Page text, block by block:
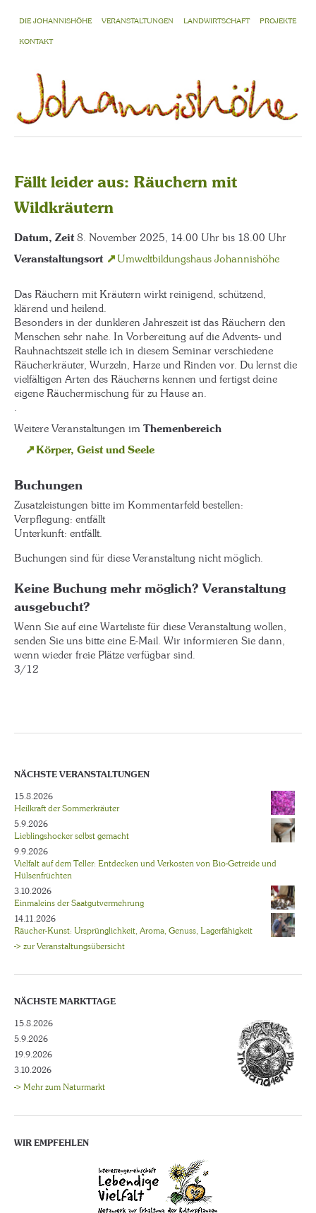
DIE JOHANNISHÖHE VERANSTALTUNGEN LANDWIRTSCHAFT PROJEKTE
KONTAKT
Fällt leider aus: Räuchern mit
Wildkräutern
Datum, Zeit8. November 2025, 14.00 Uhr bis 18.00 Uhr
Veranstaltungsort Umweltbildungshaus Johannishöhe
Das Räuchern mit Kräutern wirkt reinigend, schützend,
klärend und heilend.
Besonders in der dunkleren Jahreszeit ist das Räuchern den
Menschen sehr nahe. In Vorbereitung auf die Advents- und
Rauhnachtszeit stelle ich in diesem Seminar verschiedene
Räucherkräuter, Wurzeln, Harze und Rinden vor. Du lernst die
vielfältigen Arten des Räucherns kennen und fertigst deine
eigene Räuchermischung für zu Hause an.
.
Weitere Veranstaltungen im Themenbereich
Körper, Geist und Seele
Buchungen
Zusatzleistungen bitte im Kommentarfeld bestellen:
Verpflegung: entfällt
Unterkunft: entfällt.
Buchungen sind für diese Veranstaltung nicht möglich.
Keine Buchung mehr möglich? Veranstaltung
ausgebucht?
Wenn Sie auf eine Warteliste für diese Veranstaltung wollen,
senden Sie uns bitte eine E-Mail. Wir informieren Sie dann,
wenn wieder freie Plätze verfügbar sind.
3/12
NÄCHSTE VERANSTALTUNGEN
15.8.2026
Heilkraft der Sommerkräuter
5.9.2026
Lieblingshocker selbst gemacht
9.9.2026
Vielfalt auf dem Teller: Entdecken und Verkosten von Bio-Getreide und
Hülsenfrüchten
3.10.2026
Einmaleins der Saatgutvermehrung
14.11.2026
Räucher-Kunst: Ursprünglichkeit, Aroma, Genuss, Lagerfähigkeit
-> zur Veranstaltungsübersicht
NÄCHSTE MARKTTAGE
15.8.2026
5.9.2026
19.9.2026
3.10.2026
-> Mehr zum Naturmarkt
WIR EMPFEHLEN